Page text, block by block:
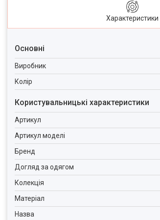
Характеристики
Основні
Виробник
Колір
Користувальницькі характеристики
Артикул
Артикул моделі
Бренд
Догляд за одягом
Колекція
Матеріал
Назва